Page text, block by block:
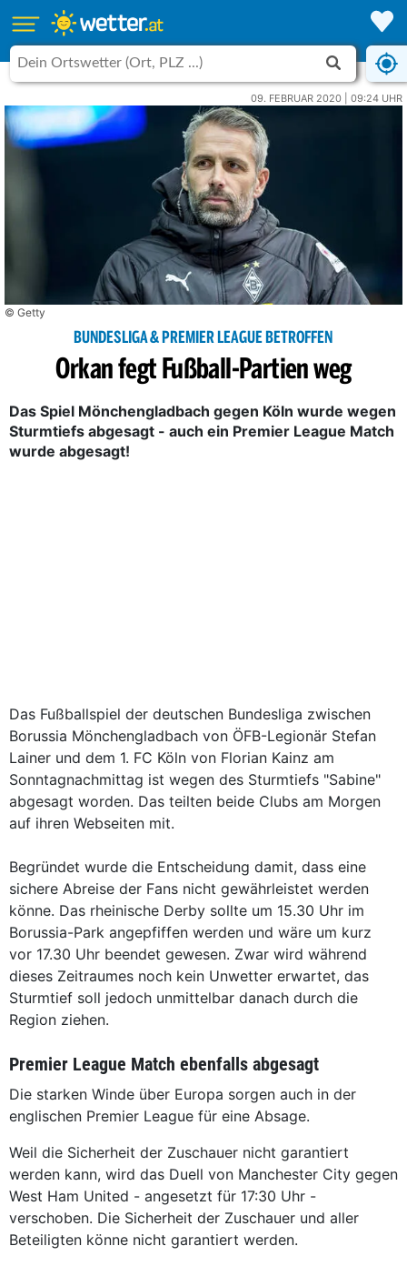
09. FEBRUAR 2020 | 09:24 UHR
© Getty
BUNDESLIGA & PREMIER LEAGUE BETROFFEN
Orkan fegt Fußball-Partien weg
Das Spiel Mönchengladbach gegen Köln wurde wegen
Sturmtiefs abgesagt - auch ein Premier League Match
wurde abgesagt!
Das Fußballspiel der deutschen Bundesliga zwischen
Borussia Mönchengladbach von ÖFB-Legionär Stefan
Lainer und dem 1. FC Köln von Florian Kainz am
Sonntagnachmittag ist wegen des Sturmtiefs "Sabine"
abgesagt worden. Das teilten beide Clubs am Morgen
auf ihren Webseiten mit.
Begründet wurde die Entscheidung damit, dass eine
sichere Abreise der Fans nicht gewährleistet werden
könne. Das rheinische Derby sollte um 15.30 Uhr im
Borussia-Park angepfiffen werden und wäre um kurz
vor 17.30 Uhr beendet gewesen. Zwar wird während
dieses Zeitraumes noch kein Unwetter erwartet, das
Sturmtief soll jedoch unmittelbar danach durch die
Region ziehen.
Premier League Match ebenfalls abgesagt
Die starken Winde über Europa sorgen auch in der
englischen Premier League für eine Absage.
Weil die Sicherheit der Zuschauer nicht garantiert
werden kann, wird das Duell von Manchester City gegen
West Ham United - angesetzt für 17:30 Uhr -
verschoben. Die Sicherheit der Zuschauer und aller
Beteiligten könne nicht garantiert werden.